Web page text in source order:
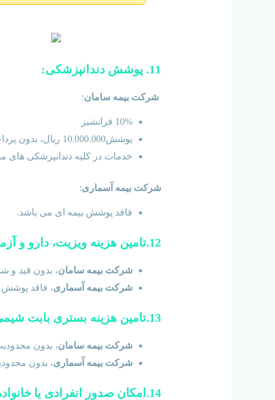
11. پوشش دندانپزشکی:
شرکت بیمه سامان:
10% فرانشیز
پوشش10.000.000 ریال، بدون پرداخت هزینه اضافی
خدمات در کلیه دندانپزشکی های
شرکت بیمه آسماری:
فاقد پوشش بیمه ای می باشد.
12.تامین هزینه ویزیت، دارو و آزمایشات:
شرکت بیمه سامان، بدون قید و
شرکت بیمه آسماری، فاقد پوشش
13.تامین هزینه بستری بابت شیمی درمانی:
شرکت بیمه سامان، بدون
شرکت بیمه آسماری، بدون
14.امکان صدور انفرادی یا خانواده: